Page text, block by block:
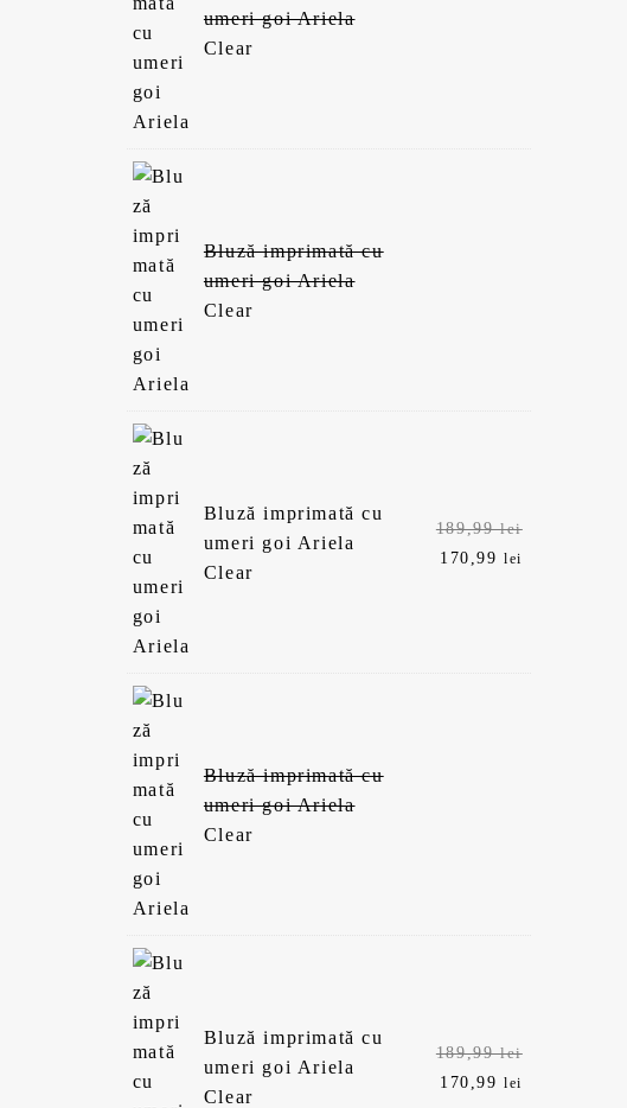
umeri goi Ariela
Clear
Bluză imprimată cu
umeri goi Ariela
Clear
Bluză imprimată cu
umeri goi Ariela
Clear
189,99lei
170,99lei
Bluză imprimată cu
umeri goi Ariela
Clear
Bluză imprimată cu
umeri goi Ariela
Clear
189,99lei
170,99lei